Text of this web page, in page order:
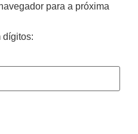
para a próxima
dígitos: